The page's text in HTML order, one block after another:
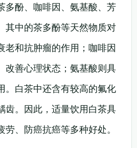
多酚、咖啡因、氨基酸、芳
其中的茶多酚等天然物质对
老和抗肿瘤的作用；咖啡因
改善心理状态；氨基酸则具
。白茶中还含有较高的氟化
齿。因此，适量饮用白茶具
、防癌抗癌等多种好处。